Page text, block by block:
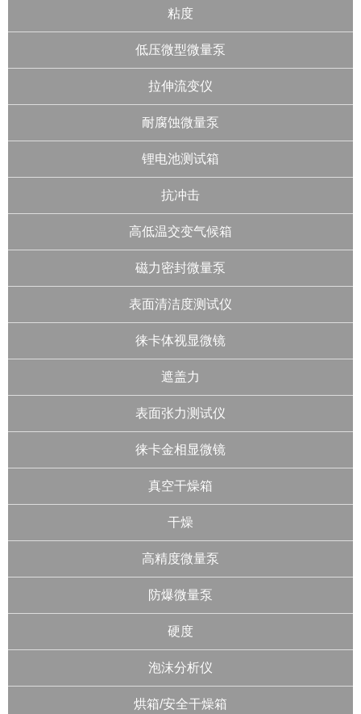
粘度
低压微型微量泵
拉伸流变仪
耐腐蚀微量泵
锂电池测试箱
抗冲击
高低温交变气候箱
磁力密封微量泵
表面清洁度测试仪
徕卡体视显微镜
遮盖力
表面张力测试仪
徕卡金相显微镜
真空干燥箱
干燥
高精度微量泵
防爆微量泵
硬度
泡沫分析仪
烘箱/安全干燥箱